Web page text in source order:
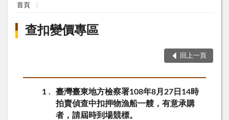
首頁
查扣變價專區
回上一頁
1
臺灣臺東地方檢察署108年8月27日14時
拍賣偵查中扣押物漁船一艘，有意承購
者，請屆時到場競標。